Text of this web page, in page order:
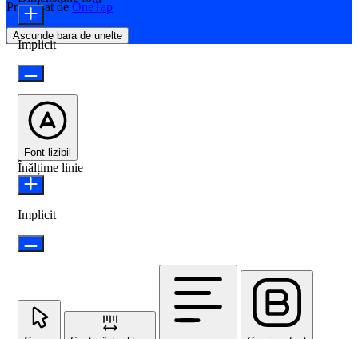
Propulsat de OneTap
Ascunde bara de unelte
Implicit
Font lizibil
Înălțime linie
Implicit